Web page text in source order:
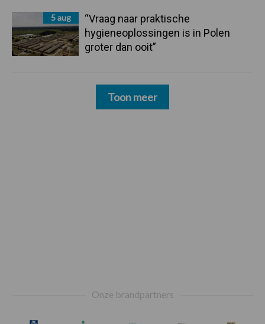
5 aug
“Vraag naar praktische
hygieneoplossingen is in Polen
groter dan ooit”
Toon meer
Onze brandpartners